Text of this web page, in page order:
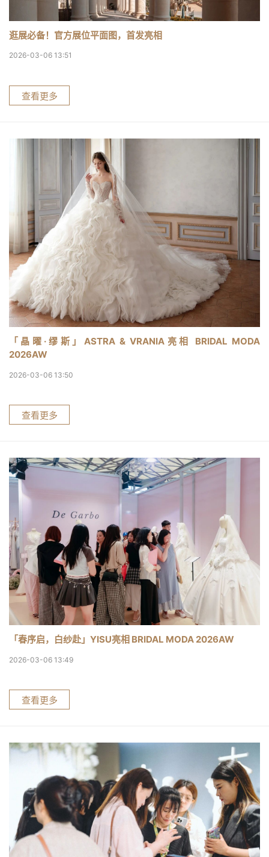
逛展必备！官方展位平面图，首发亮相
2026-03-06 13:51
查看更多
「晶曜·缪斯」ASTRA & VRANIA亮相 BRIDAL MODA
2026AW
2026-03-06 13:50
查看更多
「春序启，白纱赴」YISU亮相 BRIDAL MODA 2026AW
2026-03-06 13:49
查看更多